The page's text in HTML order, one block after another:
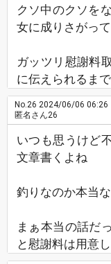
クソ中のクソを
女に成りさがって
ガッツリ慰謝料
に伝えられるま
No.26 2024/06/06 06:26
匿名さん26
いつも思うけど
文章書くよね
釣りなのか本当
まぁ本当の話だ
と慰謝料は用意